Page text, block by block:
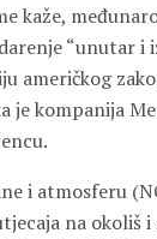
kaže,
“unutar i
je kompanija
i atmosferu
na okoliš